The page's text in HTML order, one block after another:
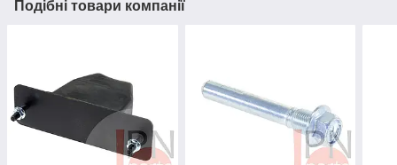
Подібні товари компанії